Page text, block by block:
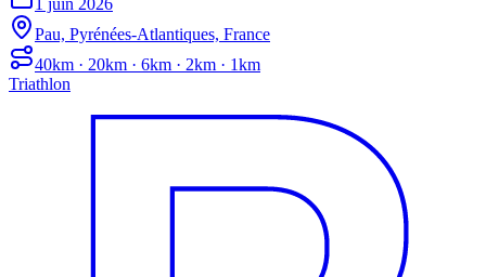
1 juin 2026
Pau, Pyrénées-Atlantiques, France
40km · 20km · 6km · 2km · 1km
Triathlon